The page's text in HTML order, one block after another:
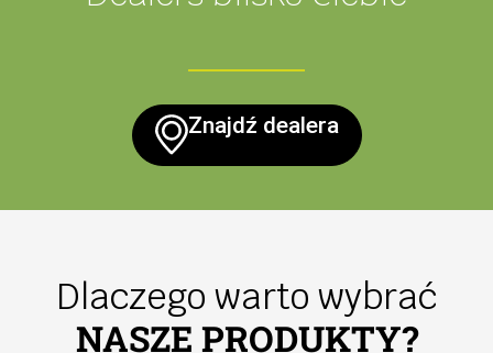
Znajdź dealera
Dlaczego warto wybrać
NASZE PRODUKTY?